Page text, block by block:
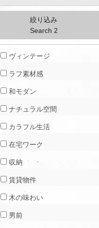
絞り込み
Search 2
ヴィンテージ
ラフ素材感
和モダン
ナチュラル空間
カラフル生活
在宅ワーク
収納
賃貸物件
木の味わい
男前